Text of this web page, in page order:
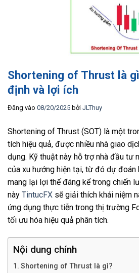
Shortening of Thrust là
định và lợi ích
Đăng vào 08/20/2025 bởi JLThuy
Shortening of Thrust (SOT) là một
tích hiệu quả, được nhiều nhà giao
dụng. Kỹ thuật này hỗ trợ nhà đầu tư
của xu hướng hiện tại, từ đó dự đoán
mang lại lợi thế đáng kể trong chiến
này TintucFX sẽ giải thích khái niệm
ứng dụng thực tiễn trong thị trường
tối ưu hóa hiệu quả phân tích.
Nội dung chính
Shortening of Thrust là gì?